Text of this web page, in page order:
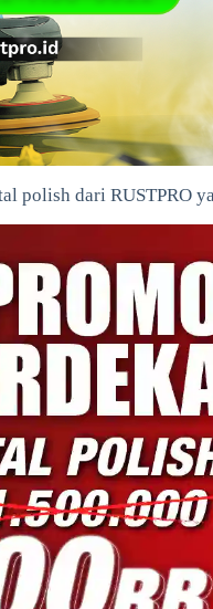
polish dari RUSTPRO